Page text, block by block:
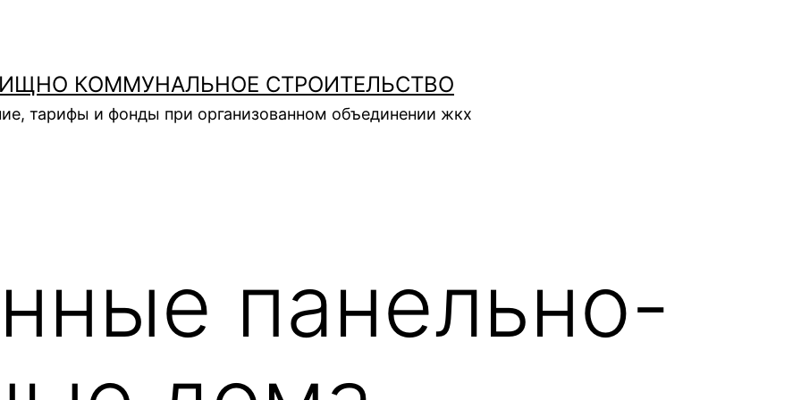
КОММУНАЛЬНОЕ СТРОИТЕЛЬСТВО
тарифы и фонды при организованном объединении жкх
панельно-